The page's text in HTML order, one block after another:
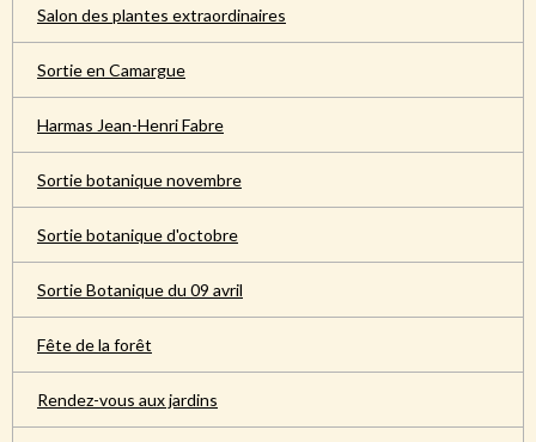
Salon des plantes extraordinaires
Sortie en Camargue
Harmas Jean-Henri Fabre
Sortie botanique novembre
Sortie botanique d'octobre
Sortie Botanique du 09 avril
Fête de la forêt
Rendez-vous aux jardins